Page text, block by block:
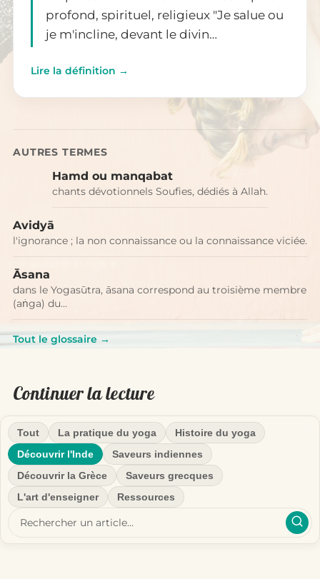
profond, spirituel, religieux "Je salue ou
je m'incline, devant le divin…
Lire la définition →
AUTRES TERMES
Hamd ou manqabat
chants dévotionnels Soufies, dédiés à Allah.
Avidyā
l'ignorance ; la non connaissance ou la connaissance viciée.
Āsana
dans le Yogasūtra, āsana correspond au troisième membre
(aṅga) du…
Tout le glossaire →
Continuer la lecture
Tout La pratique du yoga
Histoire du yoga
Découvrir l'Inde
Saveurs indiennes
Découvrir la Grèce
Saveurs grecques
L'art d'enseigner
Ressources